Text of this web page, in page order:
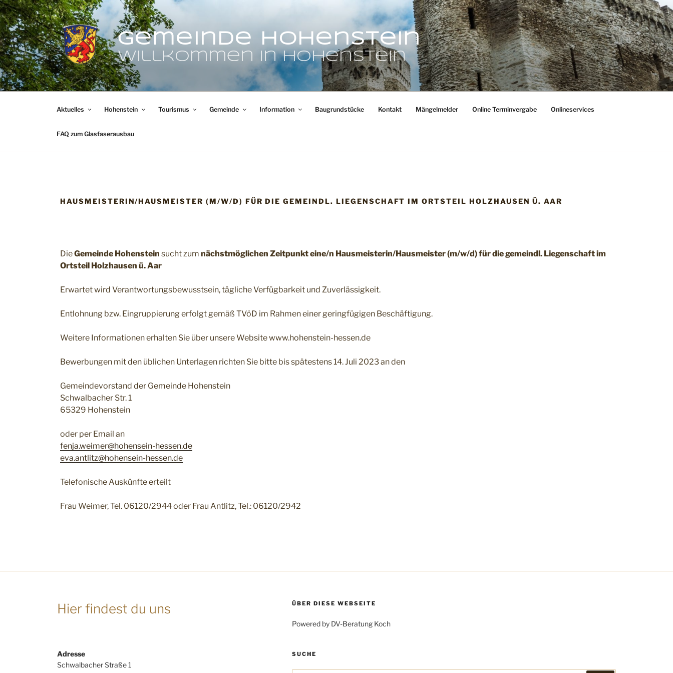
Zum
Inhalt
springen
Gemeinde Hohenstein
Willkommen in Hohenstein
Aktuelles Hohenstein Tourismus Gemeinde Information Baugrundstücke Kontakt Mängelmelder Online Terminvergabe Onlineservices
FAQ zum Glasfaserausbau
HAUSMEISTERIN/HAUSMEISTER (M/W/D) FÜR DIE GEMEINDL. LIEGENSCHAFT IM ORTSTEIL HOLZHAUSEN Ü. AAR
DieGemeinde Hohenstein sucht zum nächstmöglichen Zeitpunkteine/n Hausmeisterin/Hausmeister (m/w/d) für die gemeindl. Liegenschaft im
Ortsteil Holzhausen ü. Aar
Erwartet wird Verantwortungsbewusstsein, tägliche Verfügbarkeit und Zuverlässigkeit.
Entlohnung bzw. Eingruppierung erfolgt gemäß TVöD im Rahmen einer geringfügigen Beschäftigung.
Weitere Informationen erhalten Sie über unsere Website www.hohenstein-hessen.de
Bewerbungen mit den üblichen Unterlagen richten Sie bitte bis spätestens 14. Juli 2023 an den
Gemeindevorstand der Gemeinde Hohenstein
Schwalbacher Str. 1
65329 Hohenstein
oder per Email an
fenja.weimer@hohensein-hessen.de
eva.antlitz@hohensein-hessen.de
Telefonische Auskünfte erteilt
Frau Weimer, Tel. 06120/2944 oder Frau Antlitz, Tel.: 06120/2942
Hier findest du uns
Adresse
Schwalbacher Straße 1
ÜBER DIESE WEBSEITE
Powered by DV-Beratung Koch
SUCHE